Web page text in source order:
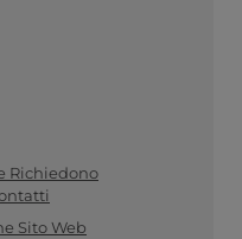
Richiedono
Sito Web